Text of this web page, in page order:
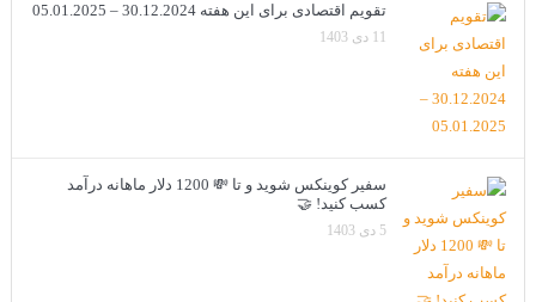
تقویم اقتصادی برای این هفته 30.12.2024 – 05.01.2025
11 دی 1403
سفیر کوینکس شوید و تا 💸 1200 دلار ماهانه درآمد
کسب کنید! 🤝
5 دی 1403